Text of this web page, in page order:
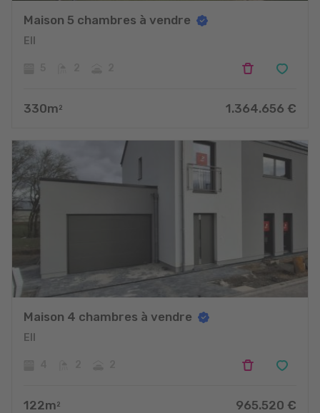
Maison 5 chambres à vendre
Ell
330m 2 1.364.656 €
Maison 4 chambres à vendre
Ell
122m 2 965.520 €